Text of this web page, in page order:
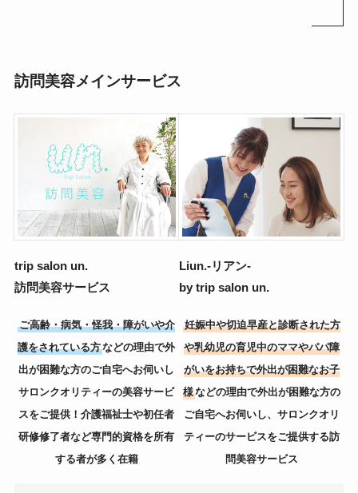
訪問美容メインサービス
trip salon un.
訪問美容サービス
ご高齢・病気・怪我・障がいや介
護をされている方などの理由で外
出が困難な方のご自宅へお伺いし
サロンクオリティーの美容サービ
スをご提供！介護福祉士や初任者
研修修了者など専門的資格を所有
する者が多く在籍
Liun.-リアン-
by trip salon un.
妊娠中や切迫早産と診断された方
や乳幼児の育児中のママやパパ障
がいをお持ちで外出が困難なお子
様などの理由で外出が困難な方の
ご自宅へお伺いし、サロンクオリ
ティーのサービスをご提供する訪
問美容サービス